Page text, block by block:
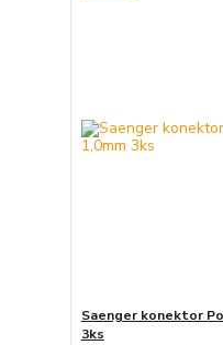
Saenger konektor
3ks